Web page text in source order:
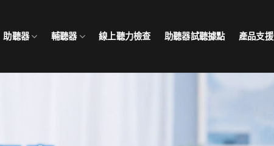
助聽器 輔聽器 線上聽力檢查 助聽器試聽據點 產品支援